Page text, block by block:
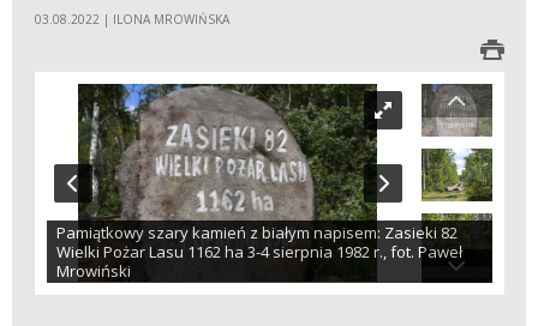
03.08.2022 | ILONA MROWIŃSKA
Pamiątkowy szary kamień z białym napisem: Zasieki 82
Wielki Pożar Lasu 1162 ha 3-4 sierpnia 1982 r., fot. Paweł
Mrowiński